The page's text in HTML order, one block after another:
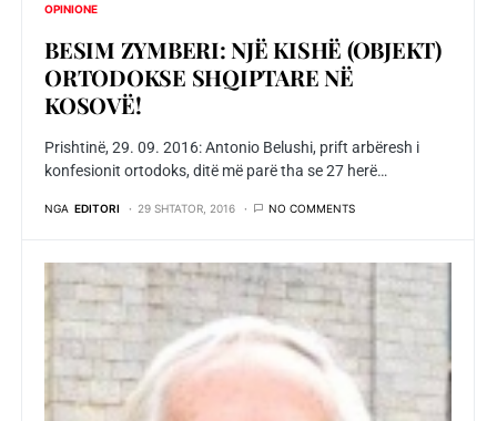
OPINIONE
BESIM ZYMBERI: NJË KISHË (OBJEKT)
ORTODOKSE SHQIPTARE NË
KOSOVË!
Prishtinë, 29. 09. 2016: Antonio Belushi, prift arbëresh i
konfesionit ortodoks, ditë më parë tha se 27 herë…
NGA EDITORI 29 SHTATOR, 2016 NO COMMENTS